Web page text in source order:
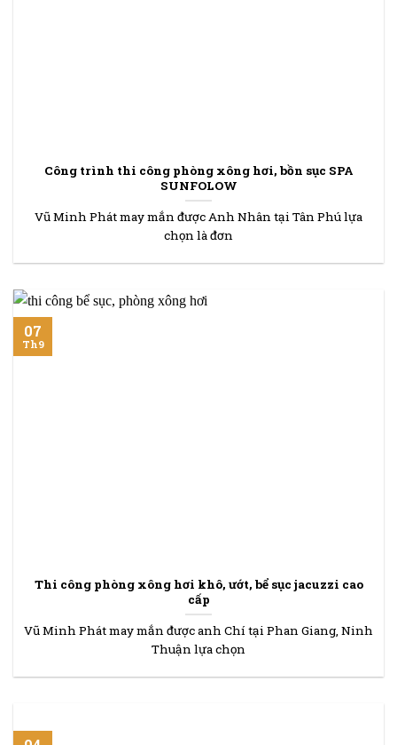
Công trình thi công phòng xông hơi, bồn sục SPA
SUNFOLOW
Vũ Minh Phát may mắn được Anh Nhân tại Tân Phú lựa
chọn là đơn
Thi công phòng xông hơi khô, ướt, bể sục jacuzzi cao
cấp
Vũ Minh Phát may mắn được anh Chí tại Phan Giang, Ninh
Thuận lựa chọn
07
Th9